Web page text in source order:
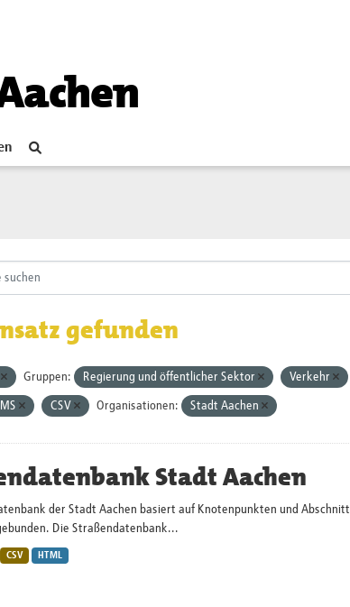
gefunden
Gruppen: Regierung und öffentlicher Sektor Verkehr
CSV Organisationen: Stadt Aachen
Stadt Aachen
der Stadt Aachen basiert auf Knotenpunkten und
Die Straßendatenbank...
CSV HTML